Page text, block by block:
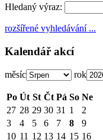
Hledaný výraz:
rozšířené vyhledávání ...
Kalendář akcí
měsíc rok
Po Út St Čt Pá So Ne
27 28 29 30 31 1
2
3
4 5 6 7 8
9
10 11 12 13 14 15 16